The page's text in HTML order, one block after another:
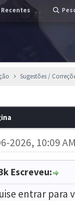
Recentes
Sugestões /
2026, 10:09
Escreveu:
entrar para